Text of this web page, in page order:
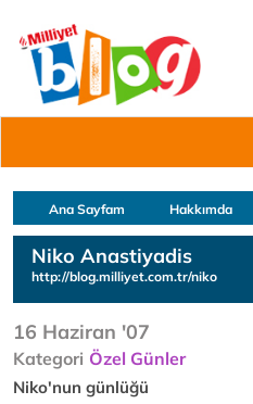
Ana Sayfam Hakkımda
Niko Anastiyadis
http://blog.milliyet.com.tr/niko
16 Haziran '07
Kategori Özel Günler
Niko'nun günlüğü